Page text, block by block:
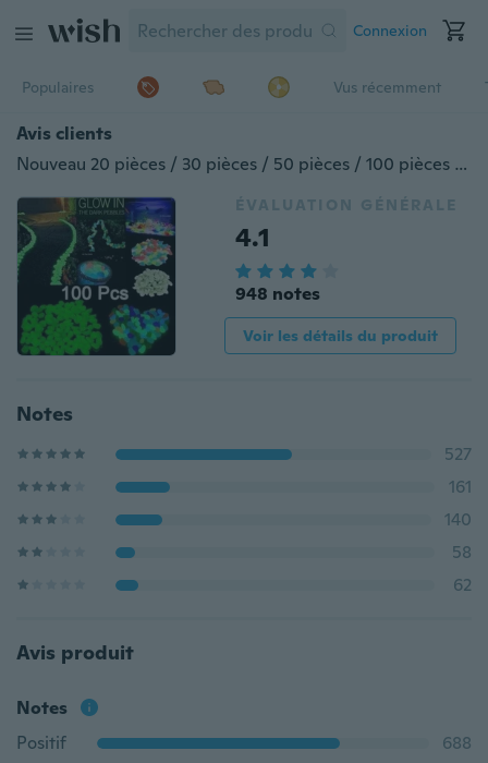
Connexion
Populaires Vus récemment
Avis clients
Nouveau 20 pièces / 30 pièces / 50 pièces / 100 pièces lueur cailloux pierres maison réservoir de poisson décor extérieur jardin pierres lumineux brillant dans l'obscurité
ÉVALUATION GÉNÉRALE
4.1
948 notes
Voir les détails du produit
Notes
527
161
140
58
62
Avis produit
Notes
Positif
688